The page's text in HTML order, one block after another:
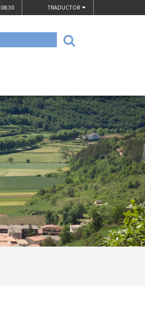
08:30 TRADUCTOR